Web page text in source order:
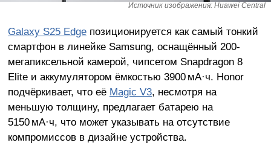
Источник изображения: Huawei Central
Galaxy S25 Edgeпозиционируется как самый тонкий
смартфон в линейке Samsung, оснащённый 200-
мегапиксельной камерой, чипсетом Snapdragon 8
Elite и аккумулятором ёмкостью 3900 мА·ч. Honor
подчёркивает, что её Magic V3, несмотря на
меньшую толщину, предлагает батарею на
5150 мА·ч, что может указывать на отсутствие
компромиссов в дизайне устройства.